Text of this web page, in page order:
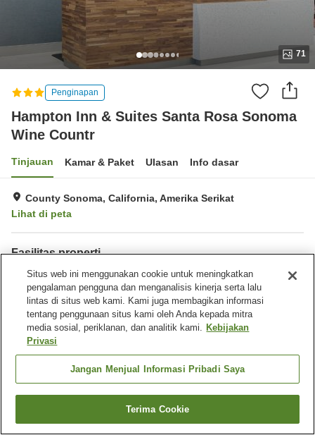
71
Penginapan
Hampton Inn & Suites Santa Rosa Sonoma
Wine Countr
Tinjauan Kamar & Paket Ulasan Info dasar
County Sonoma, California, Amerika Serikat
Lihat di peta
Fasilitas properti
Tempat parkir
Gym / Klub kebugaran
Kolam renang
Benar-benar bebas rokok
Beranda Amerika Serikat California
County Sonoma
Hampton Inn & Suites Santa Rosa Sonoma Wine Countr
Cari kamar
Situs web ini menggunakan cookie untuk meningkatkan
pengalaman pengguna dan menganalisis kinerja serta lalu
lintas di situs web kami. Kami juga membagikan informasi
tentang penggunaan situs kami oleh Anda kepada mitra
media sosial, periklanan, dan analitik kami. Kebijakan
Privasi
Jangan Menjual Informasi Pribadi Saya
Terima Cookie